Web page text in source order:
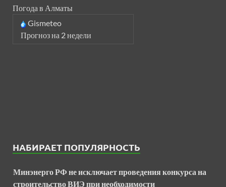
Погода в Алматы
Gismeteo
Прогноз на 2 недели
НАБИРАЕТ ПОПУЛЯРНОСТЬ
Минэнерго РФ не исключает проведения конкурса на
строительство ВИЭ при необходимости